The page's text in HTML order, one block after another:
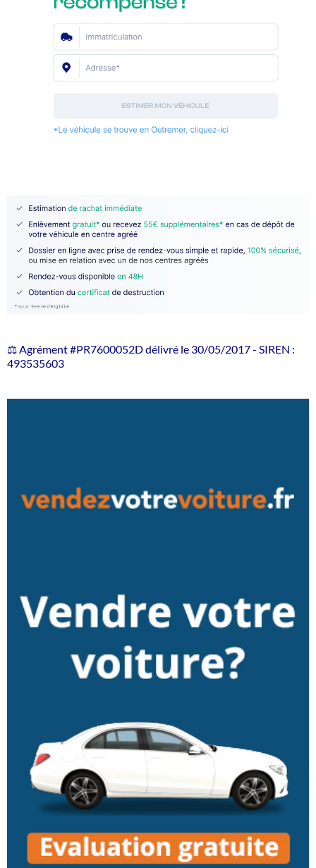
⚖️ Agrément #PR7600052D délivré le 30/05/2017 - SIREN :
493535603